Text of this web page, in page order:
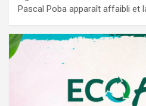
Pascal Poba apparaît affaibli et